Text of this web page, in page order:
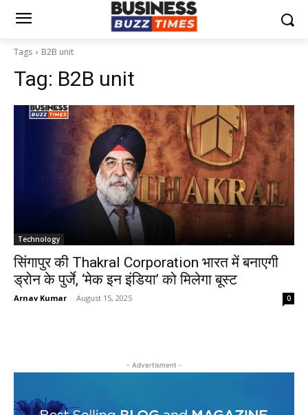
Tags B2B unit
Tag: B2B unit
Technology
सिंगापुर की Thakral Corporation भारत में बनाएगी
ड्रोन के पुर्जे, ‘मेक इन इंडिया’ को मिलेगा बूस्ट
Arnav Kumar - August 15, 2025 0
- Advertisment -